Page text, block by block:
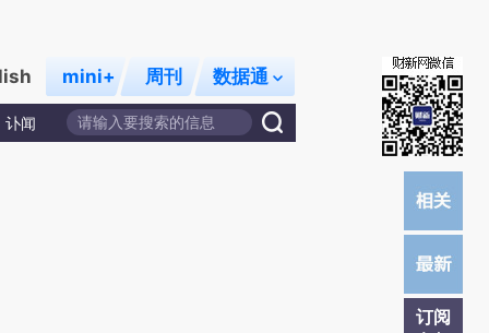
mini+ 周刊 数据通
讣闻
订阅